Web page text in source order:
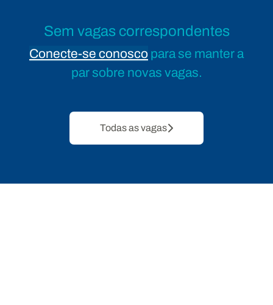
Sem vagas correspondentes
Conecte-se conosco para se manter a
par sobre novas vagas.
Todas as vagas